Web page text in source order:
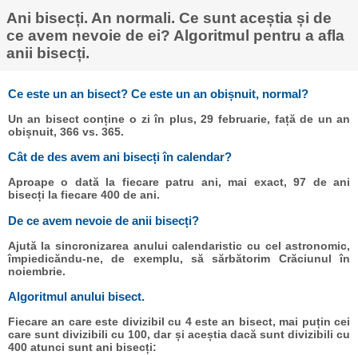
Ani bisecți. An normali. Ce sunt aceștia și de
ce avem nevoie de ei? Algoritmul pentru a afla
anii bisecți.
Ce este un an bisect? Ce este un an obișnuit, normal?
Un an bisect conține o zi în plus, 29 februarie, față de un an
obișnuit, 366 vs. 365.
Cât de des avem ani bisecți în calendar?
Aproape o dată la fiecare patru ani, mai exact, 97 de ani
bisecți la fiecare 400 de ani.
De ce avem nevoie de anii bisecți?
Ajută la sincronizarea anului calendaristic cu cel astronomic,
împiedicăndu-ne, de exemplu, să sărbătorim Crăciunul în
noiembrie.
Algoritmul anului bisect.
Fiecare an care este divizibil cu 4 este an bisect, mai puțin cei
care sunt divizibili cu 100, dar și aceștia dacă sunt divizibili cu
400 atunci sunt ani bisecți: